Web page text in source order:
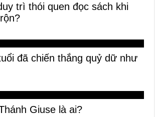
trì thói quen đọc sách khi
đã chiến thắng quỷ dữ như
Giuse là ai?